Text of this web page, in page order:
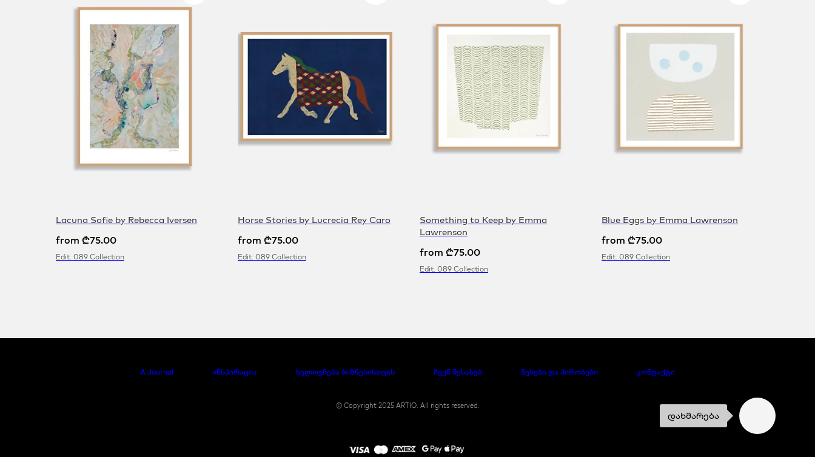
დახმარება
Lacuna Sofie by Rebecca Iversen
from ₾75.00
Edit. 089 Collection
Horse Stories by Lucrecia Rey Caro
from ₾75.00
Edit. 089 Collection
Something to Keep by Emma
Lawrenson
from ₾75.00
Edit. 089 Collection
Blue Eggs by Emma Lawrenson
from ₾75.00
Edit. 089 Collection
A Journal ინსპირაცია ხელოვნება ბიზნესისთვის ჩვენ შესახებ წესები და პირობები კონტაქტი
© Copyright 2025 ARTIO. All rights reserved.